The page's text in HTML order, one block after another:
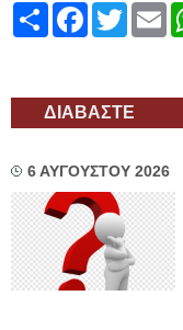
ShareFacebook
Twitter
ΔΙΑΒΑΣΤΕ
6 ΑΥΓΟΥΣΤΟΥ 2026